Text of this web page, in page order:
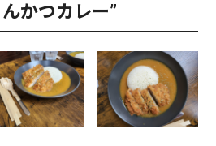
かつカレー”